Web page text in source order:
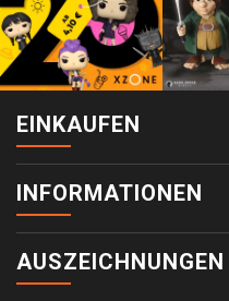
EINKAUFEN
INFORMATIONEN
AUSZEICHNUNGEN